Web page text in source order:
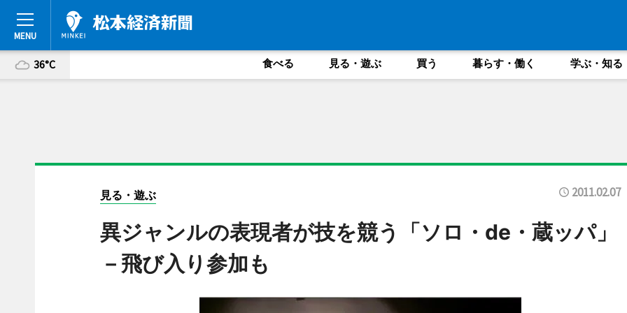
36°C 食べる 見る・遊ぶ 買う 暮らす・働く 学ぶ・知る
見る・遊ぶ 2011.02.07
異ジャンルの表現者が技を競う「ソロ・de・蔵ッパ」
－飛び入り参加も